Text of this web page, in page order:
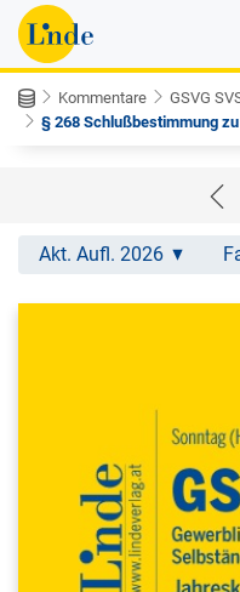
Kommentare
GSVG
§ 268 Schlußbestimmung
Akt. Aufl. 2026